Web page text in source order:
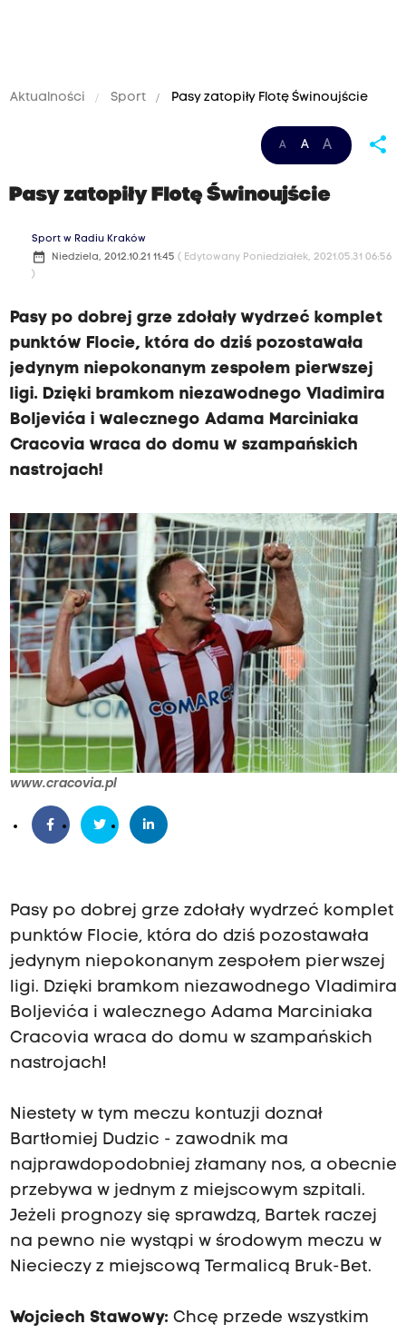
Aktualności Sport Pasy zatopiły Flotę Świnoujście
A A A share
Pasy zatopiły Flotę Świnoujście
Sport w Radiu Kraków
date_range Niedziela, 2012.10.21 11:45 ( Edytowany Poniedziałek, 2021.05.31 06:56
)
Pasy po dobrej grze zdołały wydrzeć komplet
punktów Flocie, która do dziś pozostawała
jedynym niepokonanym zespołem pierwszej
ligi. Dzięki bramkom niezawodnego Vladimira
Boljevića i walecznego Adama Marciniaka
Cracovia wraca do domu w szampańskich
nastrojach!
www.cracovia.pl
Pasy po dobrej grze zdołały wydrzeć komplet
punktów Flocie, która do dziś pozostawała
jedynym niepokonanym zespołem pierwszej
ligi. Dzięki bramkom niezawodnego Vladimira
Boljevića i walecznego Adama Marciniaka
Cracovia wraca do domu w szampańskich
nastrojach!
Niestety w tym meczu kontuzji doznał
Bartłomiej Dudzic - zawodnik ma
najprawdopodobniej złamany nos, a obecnie
przebywa w jednym z miejscowym szpitali.
Jeżeli prognozy się sprawdzą, Bartek raczej
na pewno nie wystąpi w środowym meczu w
Niecieczy z miejscową Termalicą Bruk-Bet.
Wojciech Stawowy: Chcę przede wszystkim